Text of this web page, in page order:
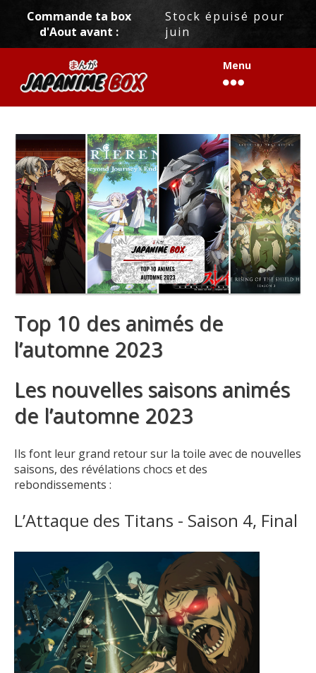
Commande ta box
d'Aout avant :
Stock épuisé pour
juin
Menu
Top 10 des animés de
l’automne 2023
Les nouvelles saisons animés
de l’automne 2023
Ils font leur grand retour sur la toile avec de nouvelles
saisons, des révélations chocs et des
rebondissements :
L’Attaque des Titans - Saison 4, Final